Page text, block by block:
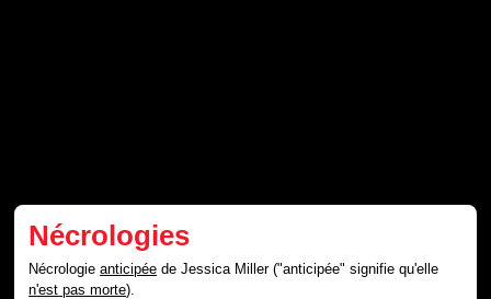
Nécrologies
Nécrologieanticipée de Jessica Miller ("anticipée" signifie qu'elle
n'est pas morte).